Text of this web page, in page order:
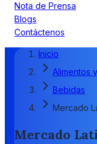
Nota de Prensa
Blogs
Contáctenos
Inicio
Alimentos
Bebidas
Mercado
Mercado